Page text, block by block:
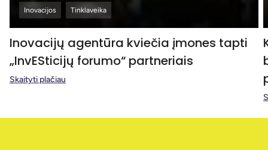
Inovacijos Tinklaveika
Inovacijų agentūra kviečia įmones tapti
„InvESticijų forumo“ partneriais
Skaityti plačiau